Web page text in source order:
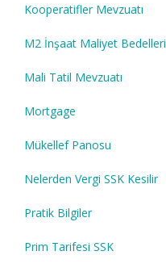
Kooperatifler Mevzuatı
M2 İnşaat Maliyet Bedelleri
Mali Tatil Mevzuatı
Mortgage
Mükellef Panosu
Nelerden Vergi SSK Kesilir
Pratik Bilgiler
Prim Tarifesi SSK